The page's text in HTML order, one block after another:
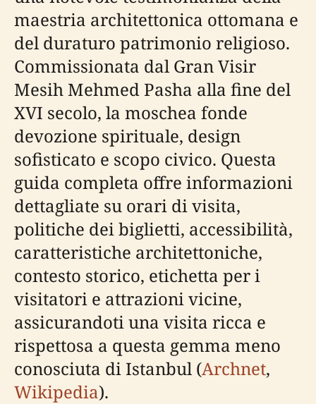
maestria architettonica ottomana e
del duraturo patrimonio religioso.
Commissionata dal Gran Visir
Mesih Mehmed Pasha alla fine del
XVI secolo, la moschea fonde
devozione spirituale, design
sofisticato e scopo civico. Questa
guida completa offre informazioni
dettagliate su orari di visita,
politiche dei biglietti, accessibilità,
caratteristiche architettoniche,
contesto storico, etichetta per i
visitatori e attrazioni vicine,
assicurandoti una visita ricca e
rispettosa a questa gemma meno
conosciuta di Istanbul (Archnet,
Wikipedia).